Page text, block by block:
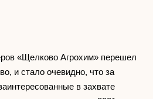
«Щелково Агрохим» перешел
и стало очевидно, что за
в захвате